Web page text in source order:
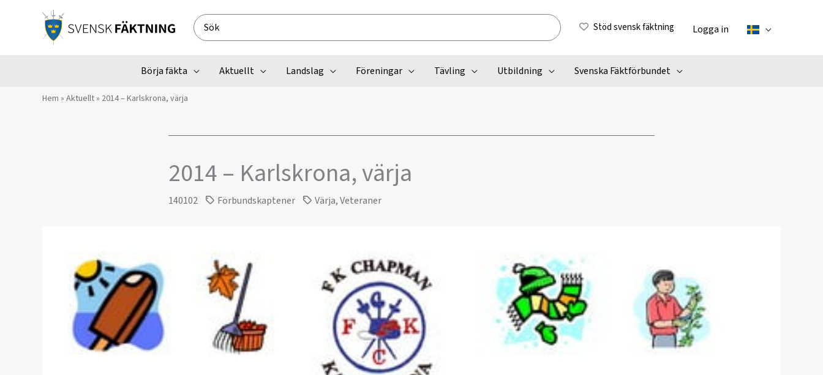
Search
for:
Stöd svensk fäktning Logga in
Börja fäkta Aktuellt Landslag Föreningar Tävling Utbildning Svenska Fäktförbundet
Hem » Aktuellt» 2014 – Karlskrona, värja
2014 – Karlskrona, värja
140102 Förbundskaptener Värja,Veteraner